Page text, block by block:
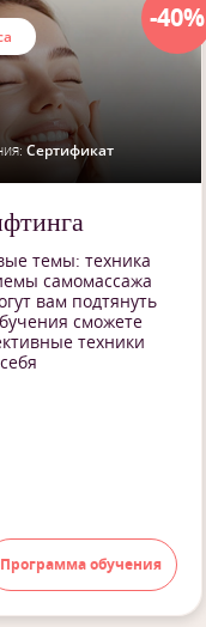
-40%
Сертификат
темы: техника
самомассажа
вам подтянуть
сможете
техники
Программа обучения